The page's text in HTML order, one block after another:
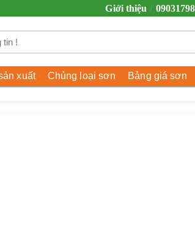
Giới thiệu
xuất Chủng loại sơn Bảng giá sơn